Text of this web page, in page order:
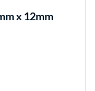
x 12mm